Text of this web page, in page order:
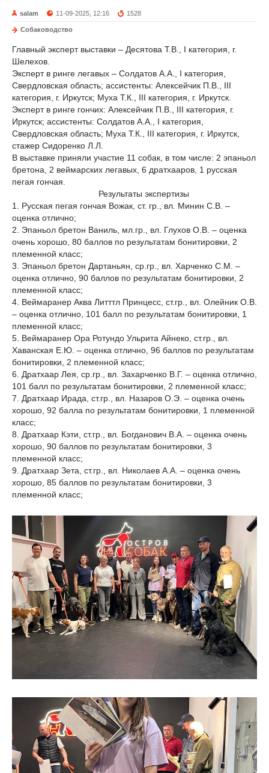
salam 11-09-2025, 12:16 1528
Собаководство
Главный эксперт выставки – Десятова Т.В., I категория, г.
Шелехов.
Эксперт в ринге легавых – Солдатов А.А., I категория,
Свердловская область; ассистенты: Алексейчик П.В., III
категория, г. Иркутск; Муха Т.К., III категория, г. Иркутск.
Эксперт в ринге гончих: Алексейчик П.В., III категория, г.
Иркутск; ассистенты: Солдатов А.А., I категория,
Свердловская область; Муха Т.К., III категория, г. Иркутск,
стажер Сидоренко Л.Л.
В выставке приняли участие 11 собак, в том числе: 2 эпаньол
бретона, 2 веймарских легавых, 6 дратхааров, 1 русская
пегая гончая.
Результаты экспертизы
1. Русская пегая гончая Вожак, ст. гр., вл. Минин С.В. –
оценка отлично;
2. Эпаньол бретон Ваниль, мл.гр., вл. Глухов О.В. – оценка
очень хорошо, 80 баллов по результатам бонитировки, 2
племенной класс;
3. Эпаньол бретон Дартаньян, ср.гр., вл. Харченко С.М. –
оценка отлично, 90 баллов по результатам бонитировки, 2
племенной класс;
4. Веймаранер Аква Литттл Принцесс, ст.гр., вл. Олейник О.В.
– оценка отлично, 101 балл по результатам бонитировки, 1
племенной класс;
5. Веймаранер Ора Ротундо Ульрита Айнеко, ст.гр., вл.
Хаванская Е.Ю. – оценка отлично, 96 баллов по результатам
бонитировки, 2 племенной класс;
6. Дратхаар Лея, ср.гр., вл. Захарченко В.Г. – оценка отлично,
101 балл по результатам бонитировки, 2 племенной класс;
7. Дратхаар Ирада, ст.гр., вл. Назаров О.Э. – оценка очень
хорошо, 92 балла по результатам бонитировки, 1 племенной
класс;
8. Дратхаар Кэти, ст.гр., вл. Богданович В.А. – оценка очень
хорошо, 90 баллов по результатам бонитировки, 3
племенной класс;
9. Дратхаар Зета, ст.гр., вл. Николаев А.А. – оценка очень
хорошо, 85 баллов по результатам бонитировки, 3
племенной класс;